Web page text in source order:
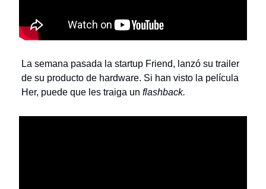
La semana pasada la startup Friend, lanzó su trailer
de su producto de hardware. Si han visto la película
Her, puede que les traiga un flashback.